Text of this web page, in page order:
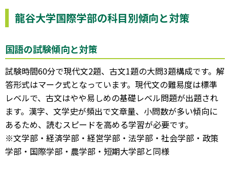
龍谷大学国際学部の科目別傾向と対策
国語の試験傾向と対策
試験時間60分で現代文2題、古文1題の大問3題構成です。解
答形式はマーク式となっています。現代文の難易度は標準
レベルで、古文はやや易しめの基礎レベル問題が出題され
ます。漢字、文学史が頻出で文章量、小問数が多い傾向に
あるため、読むスピードを高める学習が必要です。
※文学部・経済学部・経営学部・法学部・社会学部・政策
学部・国際学部・農学部・短期大学部と同様